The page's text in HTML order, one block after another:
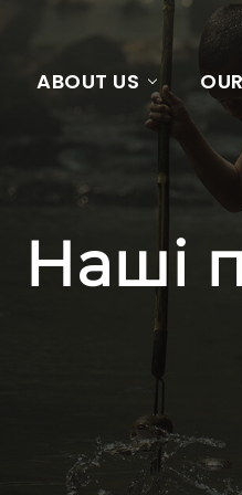
ABOUT US
Наші